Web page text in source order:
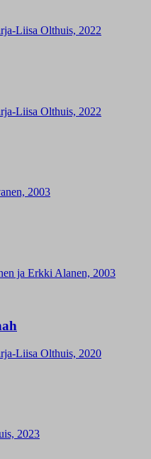
Liisa Olthuis, 2022
Liisa Olthuis, 2022
2003
ja Erkki Alanen, 2003
Liisa Olthuis, 2020
2023